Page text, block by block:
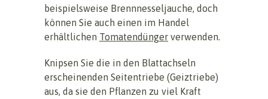
beispielsweise Brennnesseljauche, doch
können Sie auch einen im Handel
erhältlichen Tomatendünger verwenden.
Knipsen Sie die in den Blattachseln
erscheinenden Seitentriebe (Geiztriebe)
aus, da sie den Pflanzen zu viel Kraft